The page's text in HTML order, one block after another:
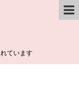
ています